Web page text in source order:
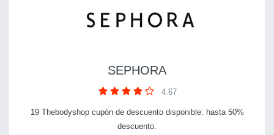
SEPHORA
4.67
19 Thebodyshop cupón de descuento disponible: hasta 50%
descuento.